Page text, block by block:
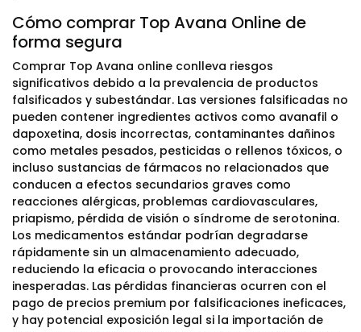
Cómo comprar Top Avana Online de
forma segura
Comprar Top Avana online conlleva riesgos
significativos debido a la prevalencia de productos
falsificados y subestándar. Las versiones falsificadas no
pueden contener ingredientes activos como avanafil o
dapoxetina, dosis incorrectas, contaminantes dañinos
como metales pesados, pesticidas o rellenos tóxicos, o
incluso sustancias de fármacos no relacionados que
conducen a efectos secundarios graves como
reacciones alérgicas, problemas cardiovasculares,
priapismo, pérdida de visión o síndrome de serotonina.
Los medicamentos estándar podrían degradarse
rápidamente sin un almacenamiento adecuado,
reduciendo la eficacia o provocando interacciones
inesperadas. Las pérdidas financieras ocurren con el
pago de precios premium por falsificaciones ineficaces,
y hay potencial exposición legal si la importación de